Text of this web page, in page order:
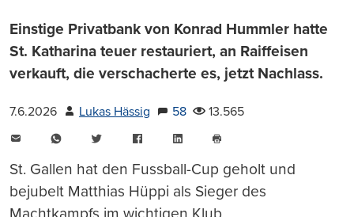
Einstige Privatbank von Konrad Hummler hatte
St. Katharina teuer restauriert, an Raiffeisen
verkauft, die verschacherte es, jetzt Nachlass.
7.6.2026 Lukas Hässig 58
13.565
WhatsAppTwitter FacebookLinkedIn
drucken
St. Gallen hat den Fussball-Cup geholt und
bejubelt Matthias Hüppi als Sieger des